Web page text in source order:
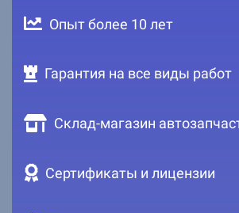
Опыт более 10 лет
Гарантия на все виды работ
Склад-магазин
Сертификаты и лицензии